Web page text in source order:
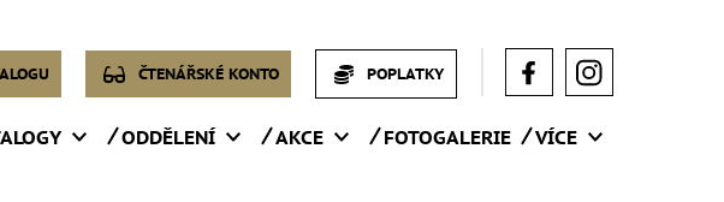
ČTENÁŘSKÉ KONTO POPLATKY
ODDĚLENÍ AKCE FOTOGALERIE VÍCE